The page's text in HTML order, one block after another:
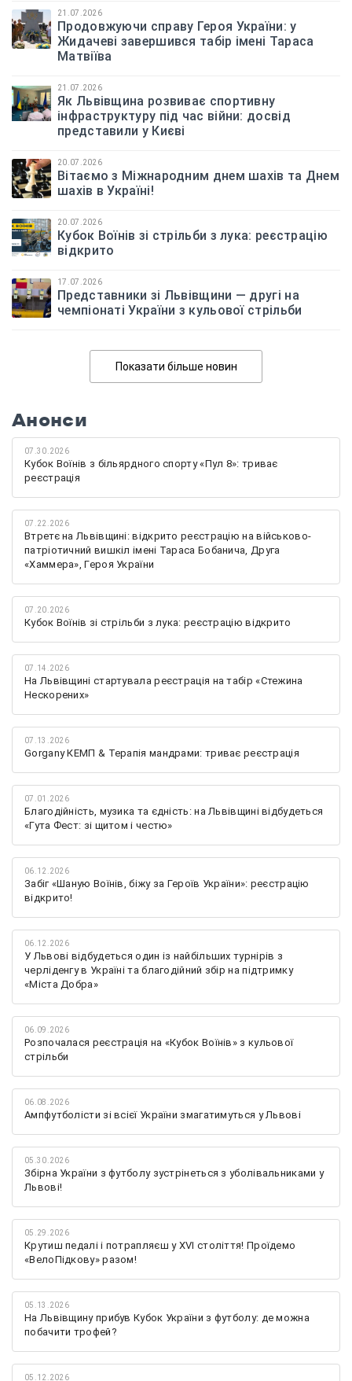
21.07.2026
Продовжуючи справу Героя України: у
Жидачеві завершився табір імені Тараса
Матвіїва
21.07.2026
Як Львівщина розвиває спортивну
інфраструктуру під час війни: досвід
представили у Києві
20.07.2026
Вітаємо з Міжнародним днем шахів та Днем
шахів в Україні!
20.07.2026
Кубок Воїнів зі стрільби з лука: реєстрацію
відкрито
17.07.2026
Представники зі Львівщини — другі на
чемпіонаті України з кульової стрільби
Показати більше новин
Анонси
07.30.2026
Кубок Воїнів з більярдного спорту «Пул 8»: триває
реєстрація
07.22.2026
Втретє на Львівщині: відкрито реєстрацію на військово-
патріотичний вишкіл імені Тараса Бобанича, Друга
«Хаммера», Героя України
07.20.2026
Кубок Воїнів зі стрільби з лука: реєстрацію відкрито
07.14.2026
На Львівщині стартувала реєстрація на табір «Стежина
Нескорених»
07.13.2026
Gorgany КЕМП & Терапія мандрами: триває реєстрація
07.01.2026
Благодійність, музика та єдність: на Львівщині відбудеться
«Гута Фест: зі щитом і честю»
06.12.2026
Забіг «Шаную Воїнів, біжу за Героїв України»: реєстрацію
відкрито!
06.12.2026
У Львові відбудеться один із найбільших турнірів з
черліденгу в Україні та благодійний збір на підтримку
«Міста Добра»
06.09.2026
Розпочалася реєстрація на «Кубок Воїнів» з кульової
стрільби
06.08.2026
Ампфутболісти зі всієї України змагатимуться у Львові
05.30.2026
Збірна України з футболу зустрінеться з уболівальниками у
Львові!
05.29.2026
Крутиш педалі і потрапляєш у XVI століття! Проїдемо
«ВелоПідкову» разом!
05.13.2026
На Львівщину прибув Кубок України з футболу: де можна
побачити трофей?
05.12.2026